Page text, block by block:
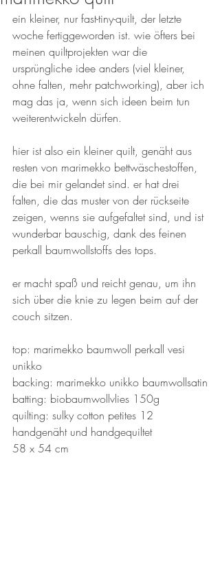
ein kleiner, nur fast-tiny-quilt, der letzte
woche fertiggeworden ist. wie öfters bei
meinen quiltprojekten war die
ursprüngliche idee anders (viel kleiner,
ohne falten, mehr patchworking), aber ich
mag das ja, wenn sich ideen beim tun
weiterentwickeln dürfen.
hier ist also ein kleiner quilt, genäht aus
resten von marimekko bettwäschestoffen,
die bei mir gelandet sind. er hat drei
falten, die das muster von der rückseite
zeigen, wenns sie aufgefaltet sind, und ist
wunderbar bauschig, dank des feinen
perkall baumwollstoffs des tops.
er macht spaß und reicht genau, um ihn
sich über die knie zu legen beim auf der
couch sitzen.
top: marimekko baumwoll perkall vesi
unikko
backing: marimekko unikko baumwollsatin
batting: biobaumwollvlies 150g
quilting: sulky cotton petites 12
handgenäht und handgequiltet
58 x 54 cm